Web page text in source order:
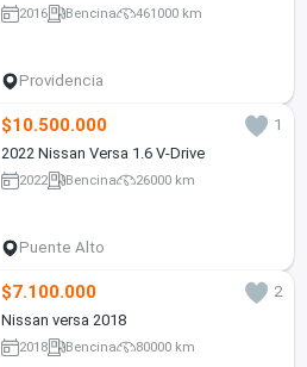
2016 Bencina 461000 km
Providencia
$10.500.000
1
2022 Nissan Versa 1.6 V-Drive
2022 Bencina 26000 km
Puente Alto
$7.100.000
2
Nissan versa 2018
2018 Bencina 80000 km